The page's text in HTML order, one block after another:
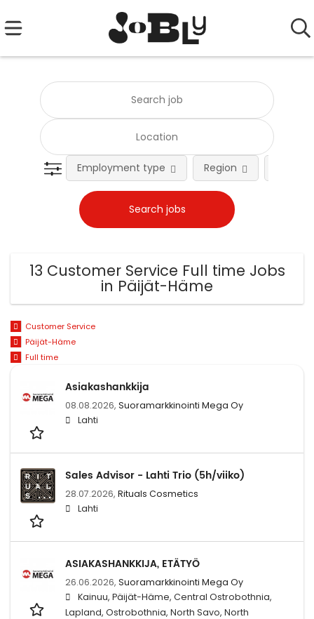
Employment type Region
13 Customer Service Full time Jobs
in Päijät-Häme
Customer Service
Päijät-Häme
Full time
Asiakashankkija
08.08.2026, Suoramarkkinointi Mega Oy
Lahti
Sales Advisor - Lahti Trio (5h/viiko)
28.07.2026, Rituals Cosmetics
Lahti
ASIAKASHANKKIJA, ETÄTYÖ
26.06.2026, Suoramarkkinointi Mega Oy
Kainuu, Päijät-Häme, Central Ostrobothnia,
Lapland, Ostrobothnia, North Savo, North